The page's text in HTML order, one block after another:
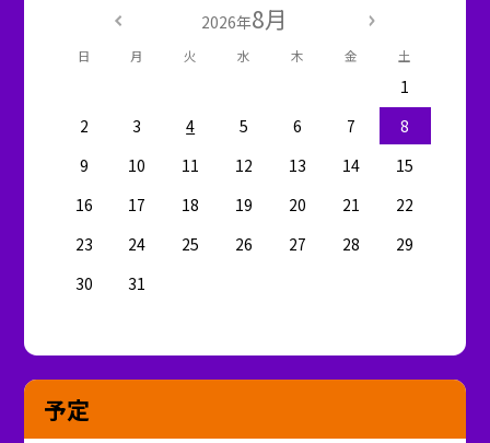
2026年8月
日 月 火 水 木 金 土
1
2
3 4 5 6 7
8
9
10 11 12 13 14
15
16
17 18 19 20 21
22
23
24 25 26 27 28
29
30
31
予定